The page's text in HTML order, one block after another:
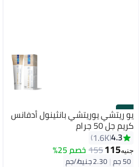
#25
يو ريتشي يوريتشي بانثينول أدفانس
كريم جل 50 جرام
4.3
1.6K
جنيه115
155 خصم 25%
50 جم |2.30 جنيه/⁨/جم⁩
توصيل مجاني
بتخلّص بسرعة
تم بيع +440 مؤخرًا